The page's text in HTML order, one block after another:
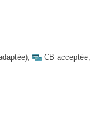
, CB acceptée,